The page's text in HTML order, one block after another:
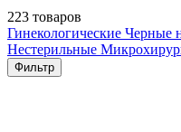
223 товаров
Гинекологические Черные
Нестерильные
Фильтр